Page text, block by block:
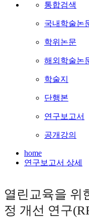
통합검색
국내학술논
학위논문
해외학술논
학술지
단행본
연구보고서
공개강의
home
연구보고서 상세
열린교육을 위
정 개선 연구